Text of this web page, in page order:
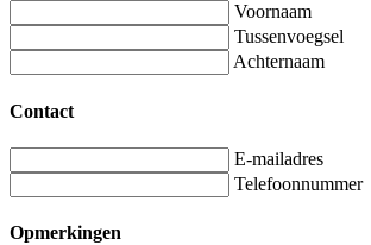
Voornaam
Tussenvoegsel
Achternaam
Contact
E-mailadres
Telefoonnummer
Opmerkingen